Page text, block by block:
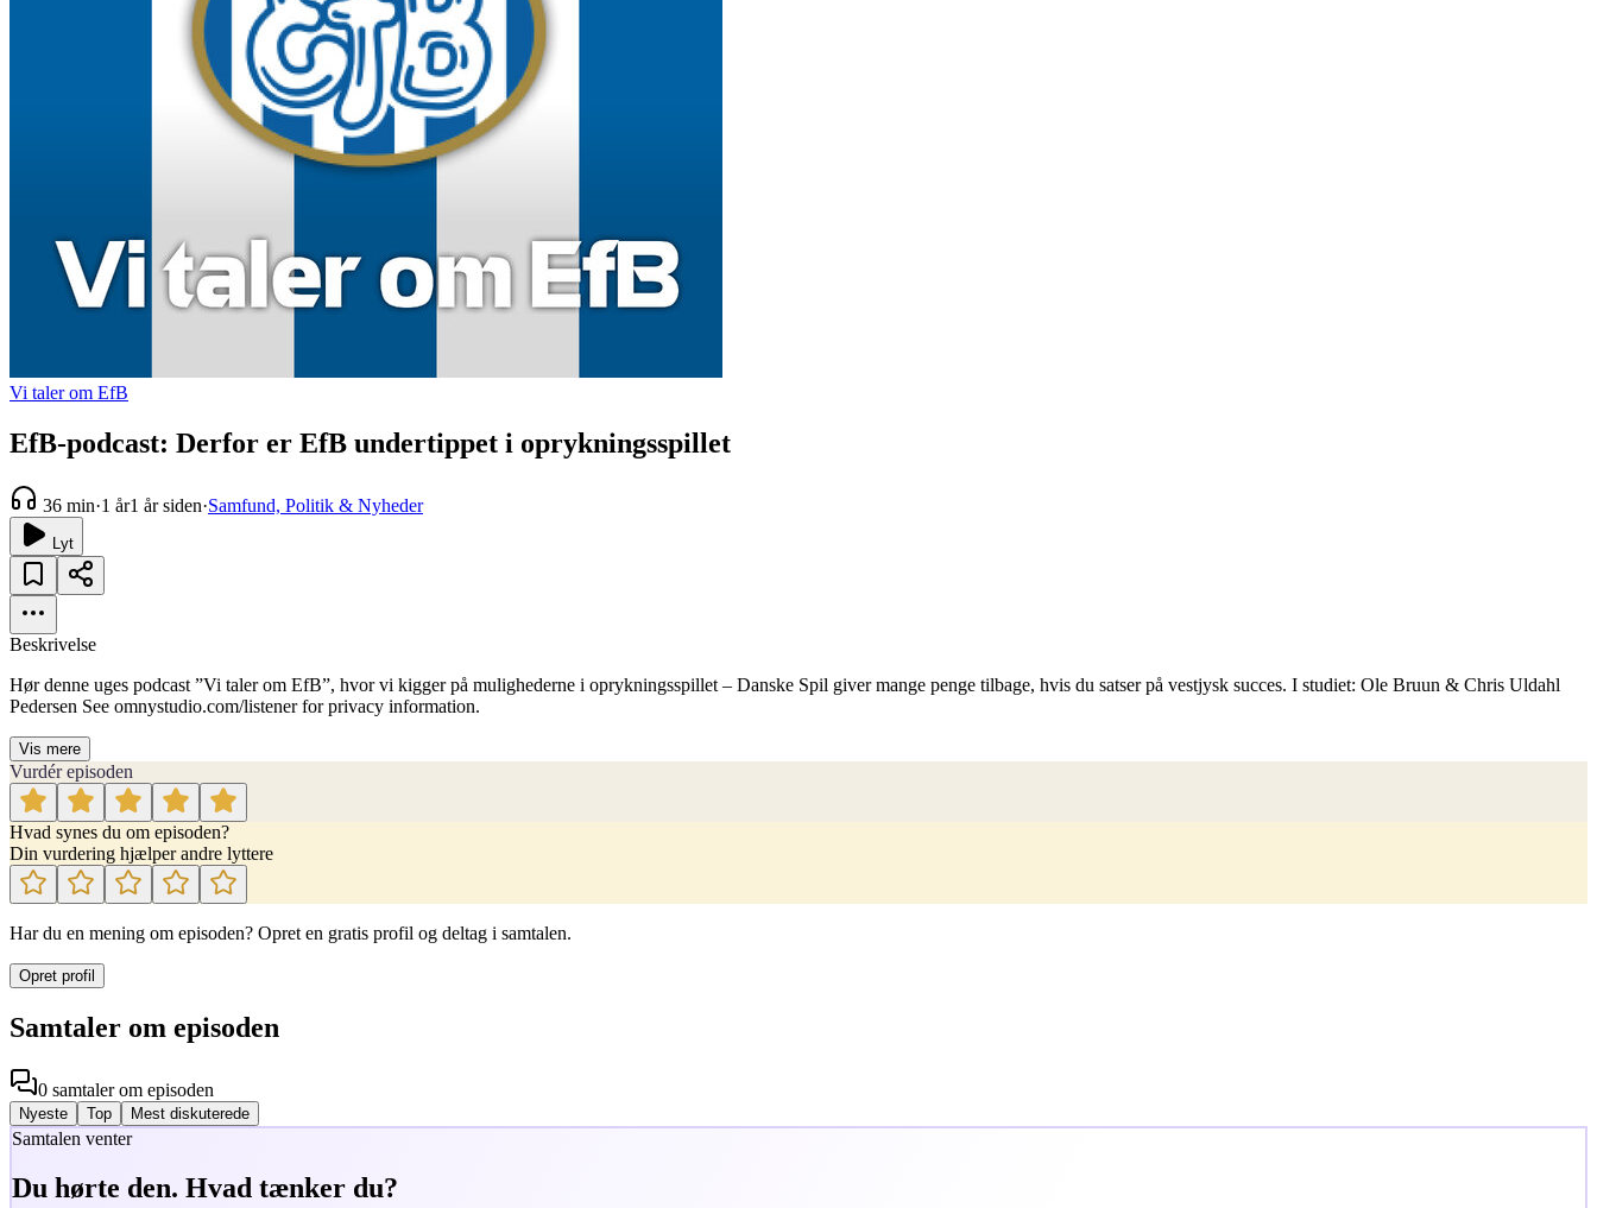
Vi taler om EfB
EfB-podcast: Derfor er EfB undertippet i oprykningsspillet
36 min·1 år1 år siden·Samfund, Politik & Nyheder
Lyt
Beskrivelse
Hør denne uges podcast ”Vi taler om EfB”, hvor vi kigger på mulighederne i oprykningsspillet – Danske Spil giver mange penge tilbage, hvis du satser på vestjysk succes. I studiet: Ole Bruun & Chris Uldahl
Pedersen See omnystudio.com/listener for privacy information.
Vis mere
Vurdér episoden
Hvad synes du om episoden?
Din vurdering hjælper andre lyttere
Har du en mening om episoden? Opret en gratis profil og deltag i samtalen.
Opret profil
Samtaler om episoden
0 samtalerom episoden
Nyeste Top Mest diskuterede
Samtalen venter
Du hørte den. Hvad tænker du?